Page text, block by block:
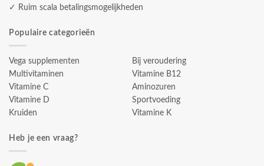
✓ Ruim scala betalingsmogelijkheden
Populaire categorieën
Vega supplementen
Multivitaminen
Vitamine C
Vitamine D
Kruiden
Bij veroudering
Vitamine B12
Aminozuren
Sportvoeding
Vitamine K
Heb je een vraag?